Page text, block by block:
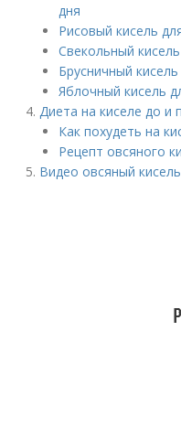
дня
Рисовый кисель
Свекольный
Брусничный
Яблочный кисель
Диета на киселе до и
Как похудеть на
Рецепт овсяного
Видео овсяный